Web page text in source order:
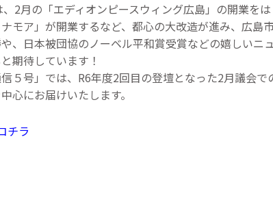
2月の「エディオンピースウィング広島」の開業を
モア」が開業するなど、都心の大改造が進み、広
、日本被団協のノーベル平和賞受賞などの嬉しいニ
期待しています！
５号」では、R6年度2回目の登壇となった2月議会
心にお届けいたします。
チラ